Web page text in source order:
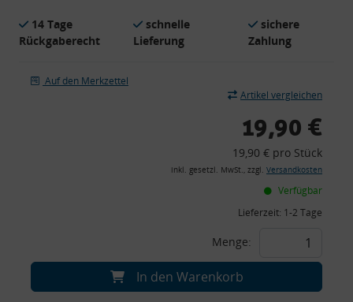
14 Tage
Rückgaberecht
schnelle
Lieferung
sichere
Zahlung
Auf den Merkzettel
Artikel vergleichen
19,90 €
19,90 € pro Stück
inkl. gesetzl. MwSt., zzgl. Versandkosten
Verfügbar
Lieferzeit: 1-2 Tage
Menge:
In den Warenkorb